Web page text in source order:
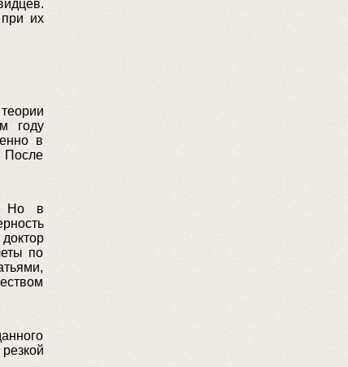
при их
году
в
После
Но в
по